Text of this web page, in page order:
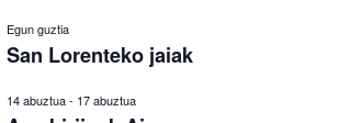
Egun guztia
San Lorenteko jaiak
14 abuztua- 17 abuztua